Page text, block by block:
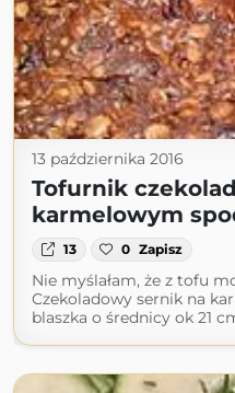
13 października 2016
Tofurnik
karmelowym
13 0 Zapisz
Nie myślałam, że z tofu
Czekoladowy sernik na
blaszka o średnicy ok 21